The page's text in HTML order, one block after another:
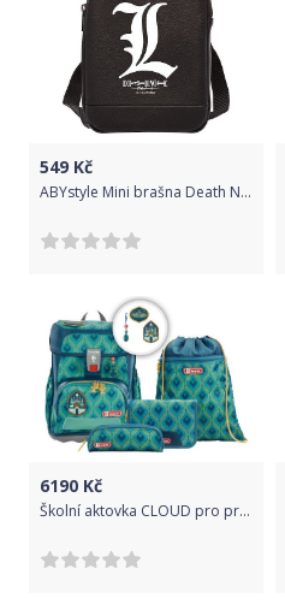
549 Kč
ABYstyle Mini brašna Death Note, barva černá
6190 Kč
Školní aktovka CLOUD pro prvňáčky - 5-dílný set, Step by Step Kouzelný zámek, certifikát AGR